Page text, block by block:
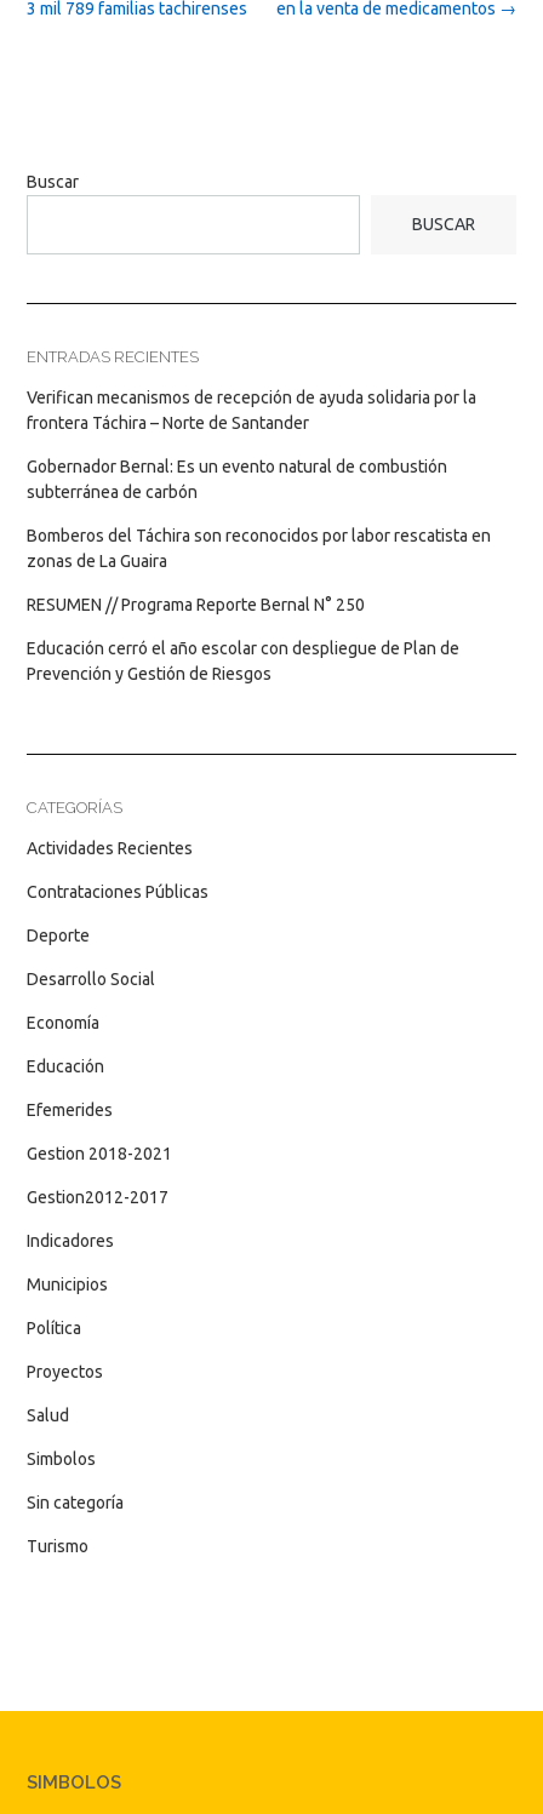
en la venta de medicamentos →
3 mil 789 familias tachirenses
Buscar
BUSCAR
ENTRADAS RECIENTES
Verifican mecanismos de recepción de ayuda solidaria por la
frontera Táchira – Norte de Santander
Gobernador Bernal: Es un evento natural de combustión
subterránea de carbón
Bomberos del Táchira son reconocidos por labor rescatista en
zonas de La Guaira
RESUMEN // Programa Reporte Bernal N° 250
Educación cerró el año escolar con despliegue de Plan de
Prevención y Gestión de Riesgos
CATEGORÍAS
Actividades Recientes
Contrataciones Públicas
Deporte
Desarrollo Social
Economía
Educación
Efemerides
Gestion 2018-2021
Gestion2012-2017
Indicadores
Municipios
Política
Proyectos
Salud
Simbolos
Sin categoría
Turismo
SIMBOLOS